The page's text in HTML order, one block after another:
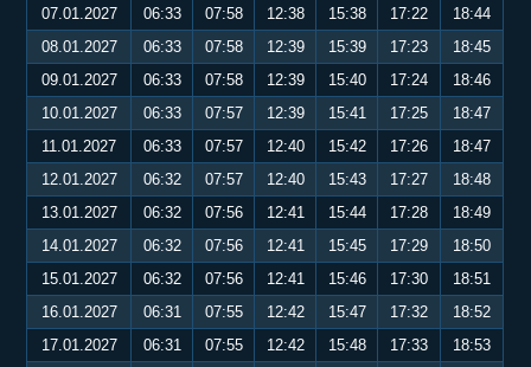
07.01.2027
06:33 07:58 12:38 15:38 17:22
18:44
08.01.2027
06:33 07:58 12:39 15:39 17:23
18:45
09.01.2027
06:33 07:58 12:39 15:40 17:24
18:46
10.01.2027
06:33 07:57 12:39 15:41 17:25
18:47
11.01.2027
06:33 07:57 12:40 15:42 17:26
18:47
12.01.2027
06:32 07:57 12:40 15:43 17:27
18:48
13.01.2027
06:32 07:56 12:41 15:44 17:28
18:49
14.01.2027
06:32 07:56 12:41 15:45 17:29
18:50
15.01.2027
06:32 07:56 12:41 15:46 17:30
18:51
16.01.2027
06:31 07:55 12:42 15:47 17:32
18:52
17.01.2027
06:31 07:55 12:42 15:48 17:33
18:53